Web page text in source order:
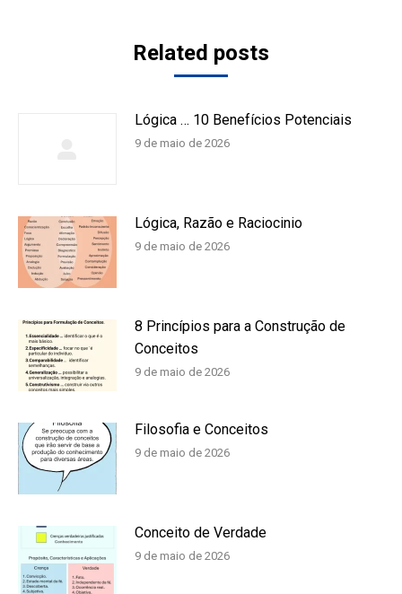
Related posts
Lógica … 10 Benefícios Potenciais
9 de maio de 2026
Lógica, Razão e Raciocinio
9 de maio de 2026
8 Princípios para a Construção de
Conceitos
9 de maio de 2026
Filosofia e Conceitos
9 de maio de 2026
Conceito de Verdade
9 de maio de 2026